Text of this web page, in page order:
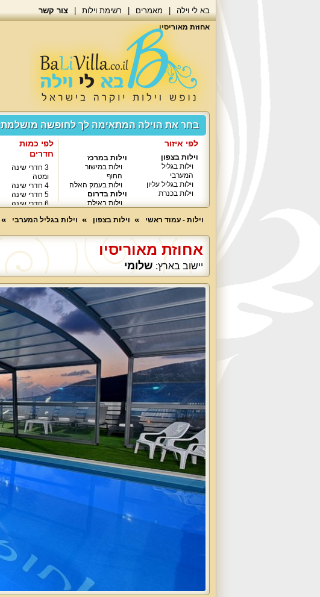
בא לי וילה מאמרים רשימת וילות צור קשר
אחוזת מאוריסיו
בחר את הוילה המתאימה לך לחופשה מושלמת
לפי איזור
וילות בצפון
וילות בגליל
המערבי
וילות בגליל עליון
וילות בכנרת
וילות במרכז
וילות במישור
החוף
וילות בעמק האלה
וילות בדרום
וילות באילת
לפי כמות
חדרים
3 חדרי שינה
ומטה
4 חדרי שינה
5 חדרי שינה
6 חדרי שינה
וילות - עמוד ראשי
וילות בצפון וילות בגליל המערבי
אחוזת מאוריסיו
יישוב בארץ: שלומי